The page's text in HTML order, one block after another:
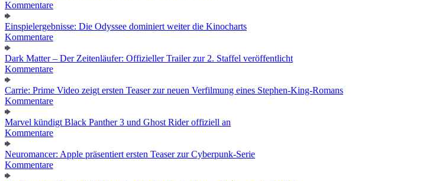
Kommentare
Einspielergebnisse: Die Odyssee dominiert weiter die Kinocharts
Kommentare
Dark Matter – Der Zeitenläufer: Offizieller Trailer zur 2. Staffel veröffentlicht
Kommentare
Carrie: Prime Video zeigt ersten Teaser zur neuen Verfilmung eines Stephen-King-Romans
Kommentare
Marvel kündigt Black Panther 3 und Ghost Rider offiziell an
Kommentare
Neuromancer: Apple präsentiert ersten Teaser zur Cyberpunk-Serie
Kommentare